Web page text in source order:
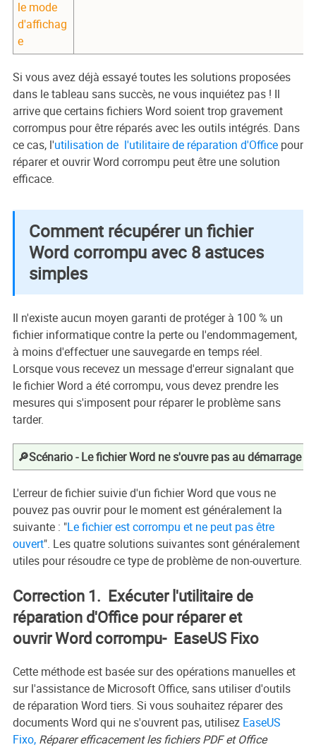
le mode
d'affichag
e
Si vous avez déjà essayé toutes les solutions proposées
dans le tableau sans succès, ne vous inquiétez pas ! Il
arrive que certains fichiers Word soient trop gravement
corrompus pour être réparés avec les outils intégrés. Dans
ce cas, l'utilisation de l'utilitaire de réparation d'Officepour
réparer et ouvrir Word corrompu peut être une solution
efficace.
Comment récupérer un fichier
Word corrompu avec 8 astuces
simples
Il n'existe aucun moyen garanti de protéger à 100 % un
fichier informatique contre la perte ou l'endommagement,
à moins d'effectuer une sauvegarde en temps réel.
Lorsque vous recevez un message d'erreur signalant que
le fichier Word a été corrompu, vous devez prendre les
mesures qui s'imposent pour réparer le problème sans
tarder.
🔎Scénario - Le fichier Word ne s'ouvre pas au démarrage
L'erreur de fichier suivie d'un fichier Word que vous ne
pouvez pas ouvrir pour le moment est généralement la
suivante : "Le fichier est corrompu et ne peut pas être
ouvert". Les quatre solutions suivantes sont généralement
utiles pour résoudre ce type de problème de non-ouverture.
Correction 1. Exécuter l'utilitaire de
réparation d'Office pour réparer et
ouvrir Word corrompu- EaseUS Fixo
Cette méthode est basée sur des opérations manuelles et
sur l'assistance de Microsoft Office, sans utiliser d'outils
de réparation Word tiers. Si vous souhaitez réparer des
documents Word qui ne s'ouvrent pas, utilisez EaseUS
Fixo, Réparer efficacement les fichiers PDF et Office